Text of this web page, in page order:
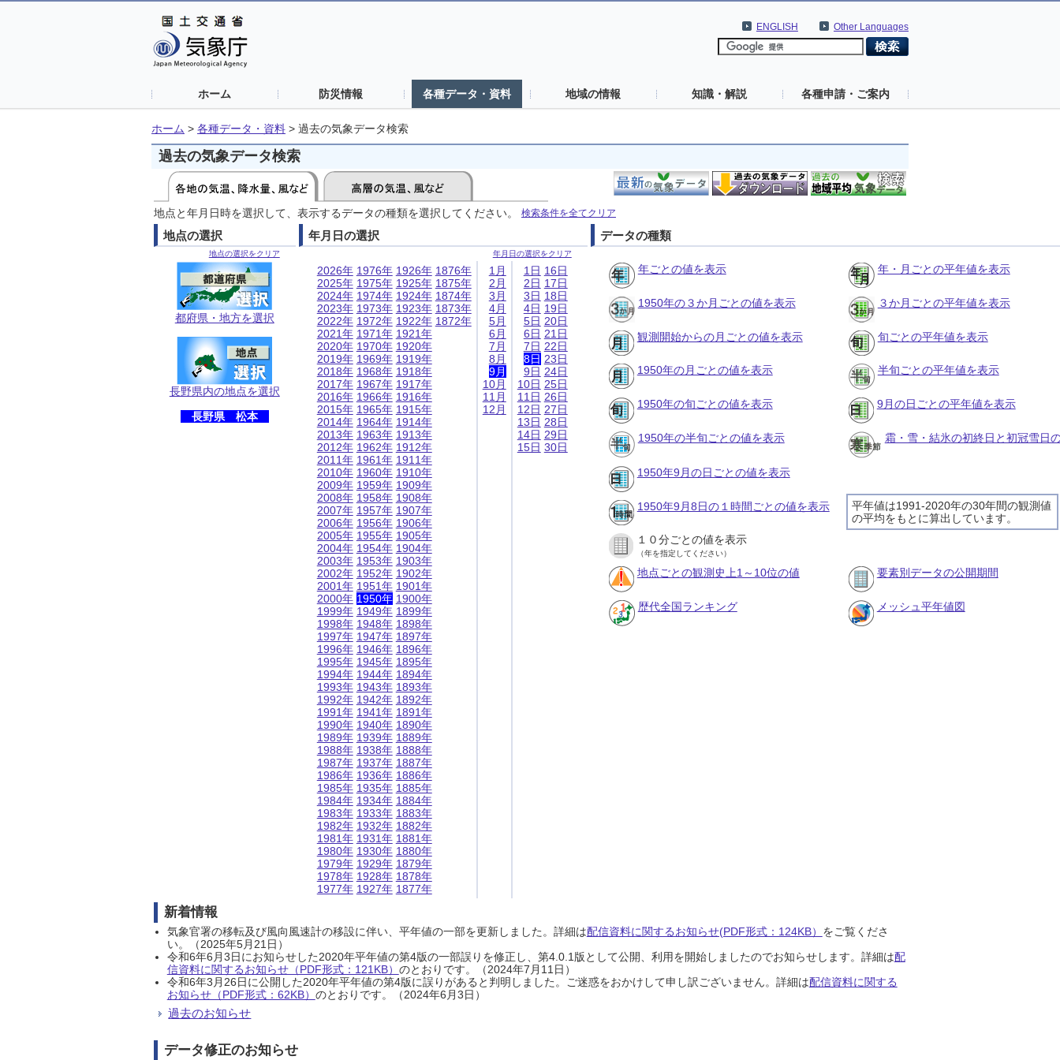
Other Languages
ENGLISH
ホーム 防災情報 各種データ・資料 地域の情報 知識・解説 各種申請・ご案内
ホーム > 各種データ・資料 > 過去の気象データ検索
過去の気象データ検索
地点と年月日時を選択して、表示するデータの種類を選択してください。 検索条件を全てクリア
地点の選択
地点の選択をクリア
都府県・地方を選択
長野県内の地点を選択
長野県 松本
年月日の選択
年月日の選択をクリア
2026年
2025年
2024年
2023年
2022年
2021年
2020年
2019年
2018年
2017年
2016年
2015年
2014年
2013年
2012年
2011年
2010年
2009年
2008年
2007年
2006年
2005年
2004年
2003年
2002年
2001年
2000年
1999年
1998年
1997年
1996年
1995年
1994年
1993年
1992年
1991年
1990年
1989年
1988年
1987年
1986年
1985年
1984年
1983年
1982年
1981年
1980年
1979年
1978年
1977年
1976年
1975年
1974年
1973年
1972年
1971年
1970年
1969年
1968年
1967年
1966年
1965年
1964年
1963年
1962年
1961年
1960年
1959年
1958年
1957年
1956年
1955年
1954年
1953年
1952年
1951年
1950年
1949年
1948年
1947年
1946年
1945年
1944年
1943年
1942年
1941年
1940年
1939年
1938年
1937年
1936年
1935年
1934年
1933年
1932年
1931年
1930年
1929年
1928年
1927年
1926年
1925年
1924年
1923年
1922年
1921年
1920年
1919年
1918年
1917年
1916年
1915年
1914年
1913年
1912年
1911年
1910年
1909年
1908年
1907年
1906年
1905年
1904年
1903年
1902年
1901年
1900年
1899年
1898年
1897年
1896年
1895年
1894年
1893年
1892年
1891年
1890年
1889年
1888年
1887年
1886年
1885年
1884年
1883年
1882年
1881年
1880年
1879年
1878年
1877年
1876年
1875年
1874年
1873年
1872年
1月
2月
3月
4月
5月
6月
7月
8月
9月
10月
11月
12月
1日
2日
3日
4日
5日
6日
7日
8日
9日
10日
11日
12日
13日
14日
15日
16日
17日
18日
19日
20日
21日
22日
23日
24日
25日
26日
27日
28日
29日
30日
データの種類
年ごとの値を表示 年・月ごとの平年値を表示
1950年の３か月ごとの値を表示 ３か月ごとの平年値を表示
観測開始からの月ごとの値を表示 旬ごとの平年値を表示
1950年の月ごとの値を表示 半旬ごとの平年値を表示
1950年の旬ごとの値を表示 9月の日ごとの平年値を表示
1950年の半旬ごとの値を表示 霜・雪・結氷の初終日と初冠雪日
1950年9月の日ごとの値を表示
平年値は1991-2020年の30年間の観測値
の平均をもとに算出しています。
1950年9月8日の１時間ごとの値を表示
１０分ごとの値を表示
（年を指定してください）
地点ごとの観測史上1～10位の値 要素別データの公開期間
歴代全国ランキング メッシュ平年値図
新着情報
気象官署の移転及び風向風速計の移設に伴い、平年値の一部を更新しました。詳細は配信資料に関するお知らせ(PDF形式：124KB） をご覧くださ
い。（2025年5月21日）
令和6年6月3日にお知らせした2020年平年値の第4版の一部誤りを修正し、第4.0.1版として公開、利用を開始しましたのでお知らせします。詳細は配
信資料に関するお知らせ（PDF形式：121KB） のとおりです。（2024年7月11日）
令和6年3月26日に公開した2020年平年値の第4版に誤りがあると判明しました。ご迷惑をおかけして申し訳ございません。詳細は配信資料に関する
お知らせ（PDF形式：62KB） のとおりです。（2024年6月3日）
過去のお知らせ
データ修正のお知らせ